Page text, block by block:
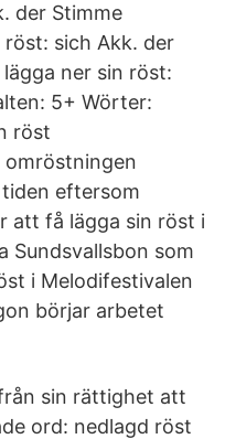
der Stimme
sich Akk. der
ner sin röst:
5+ Wörter:
röst
omröstningen
eftersom
att få lägga sin röst i
Sundsvallsbon som
i Melodifestivalen
börjar arbetet
sin rättighet att
ord: nedlagd röst